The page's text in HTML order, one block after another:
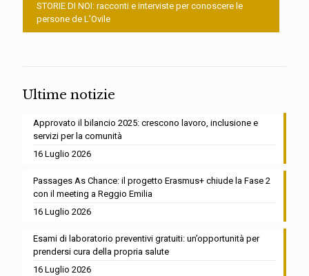
STORIE DI NOI: racconti e interviste per conoscere le
persone de L’Ovile
Ultime notizie
Approvato il bilancio 2025: crescono lavoro, inclusione e
servizi per la comunità
16 Luglio 2026
Passages As Chance: il progetto Erasmus+ chiude la Fase 2
con il meeting a Reggio Emilia
16 Luglio 2026
Esami di laboratorio preventivi gratuiti: un’opportunità per
prendersi cura della propria salute
16 Luglio 2026